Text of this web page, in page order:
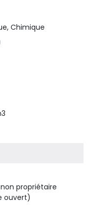
Chimique
propriétaire
ouvert)